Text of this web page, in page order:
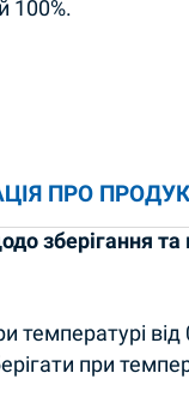
100%.
ПРО
зберігання
температурі
при